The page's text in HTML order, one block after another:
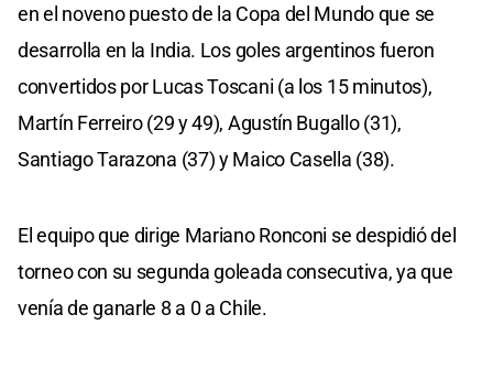
en el noveno puesto de la Copa del Mundo que se
desarrolla en la India. Los goles argentinos fueron
convertidos por Lucas Toscani (a los 15 minutos),
Martín Ferreiro (29 y 49), Agustín Bugallo (31),
Santiago Tarazona (37) y Maico Casella (38).
El equipo que dirige Mariano Ronconi se despidió del
torneo con su segunda goleada consecutiva, ya que
venía de ganarle 8 a 0 a Chile.